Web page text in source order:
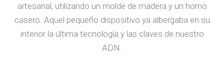
artesanal, utilizando un molde de madera y un horno
casero. Aquel pequeño dispositivo ya albergaba en su
interior la última tecnología y las claves de nuestro
ADN.